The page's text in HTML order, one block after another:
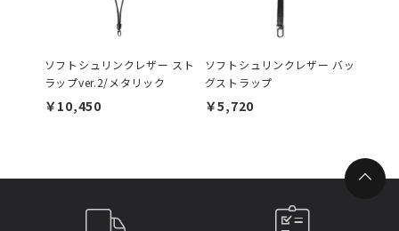
ソフトシュリンクレザー スト
ラップver.2/メタリック
￥10,450
ソフトシュリンクレザー バッ
グストラップ
￥5,720